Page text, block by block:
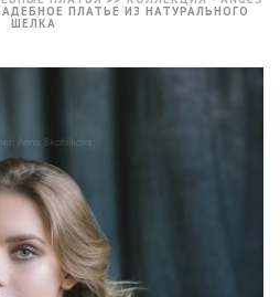
ПЛАТЬЕ ИЗ НАТУРАЛЬНОГО
ШЕЛКА